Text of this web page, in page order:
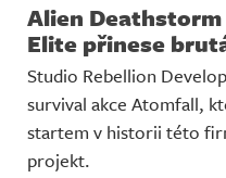
Alien
Elite přinese
Studio Rebellion
survival akce Atomfall,
startem v historii této
projekt.